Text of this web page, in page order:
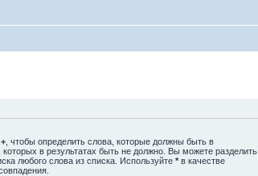
+ , чтобы определить слова, которые должны быть в
которых в результатах быть не должно. Вы можете разделить
любого слова из списка. Используйте * в качестве